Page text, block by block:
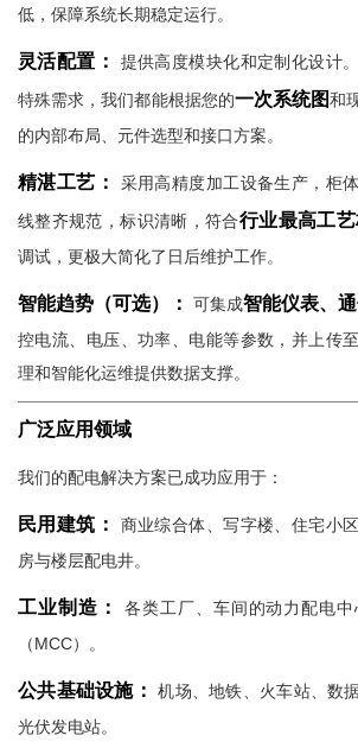
低，保障系统长期稳定运行。
灵活配置：
提供高度模块化和定制化设计
特殊需求，我们都能根据您的一次系统图和
的内部布局、元件选型和接口方案。
精湛工艺：
采用高精度加工设备生产，柜
线整齐规范，标识清晰，符合行业最高工
调试，更极大简化了日后维护工作。
智能趋势（可选）： 可集成智能仪表、
控电流、电压、功率、电能等参数，并上传
理和智能化运维提供数据支撑。
广泛应用领域
我们的配电解决方案已成功应用于：
民用建筑：
商业综合体、写字楼、住宅小
房与楼层配电井。
工业制造：
各类工厂、车间的动力配电
（MCC）。
公共基础设施：
机场、地铁、火车站、数
光伏发电站。
立即提交